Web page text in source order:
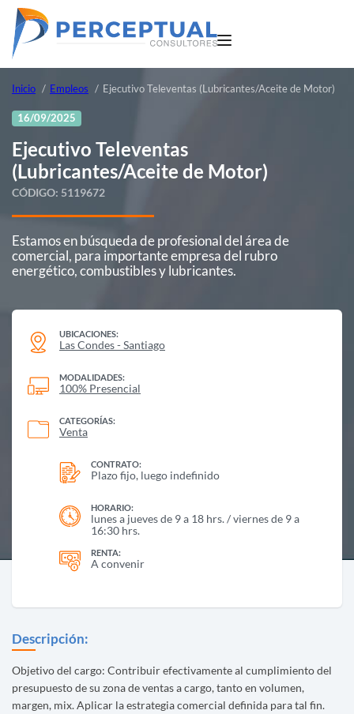
Inicio Empleos Ejecutivo Televentas (Lubricantes/Aceite de Motor)
16/09/2025
Ejecutivo Televentas
(Lubricantes/Aceite de Motor)
CÓDIGO: 5119672
Estamos en búsqueda de profesional del área de
comercial, para importante empresa del rubro
energético, combustibles y lubricantes.
UBICACIONES:
Las Condes - Santiago
MODALIDADES:
100% Presencial
CATEGORÍAS:
Venta
CONTRATO:
Plazo fijo, luego indefinido
HORARIO:
lunes a jueves de 9 a 18 hrs. / viernes de 9 a
16:30 hrs.
RENTA:
A convenir
Descripción:
Objetivo del cargo: Contribuir efectivamente al cumplimiento del
presupuesto de su zona de ventas a cargo, tanto en volumen,
margen, mix. Aplicar la estrategia comercial definida para tal fin.